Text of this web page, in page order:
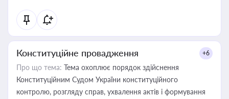
Конституційне провадження +6
Про що тема: Тема охоплює порядок здійснення
Конституційним Судом України конституційного
контролю, розгляду справ, ухвалення актів і формування